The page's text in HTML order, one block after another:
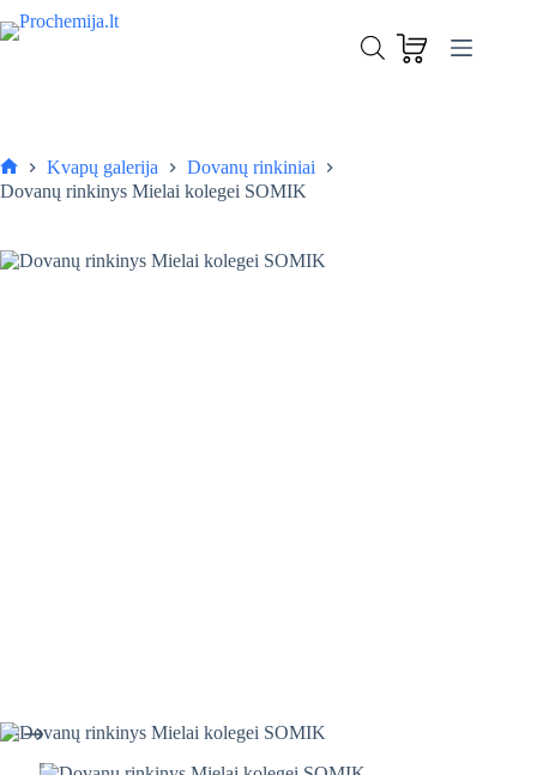
to
Į krepšelį
Pagrindinis
Kvapų galerija
Dovanų rinkiniai
Dovanų rinkinys Mielai kolegei SOMIK